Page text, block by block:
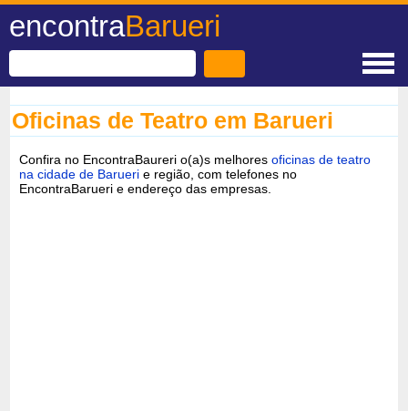
encontraBarueri
Oficinas de Teatro em Barueri
Confira no EncontraBaureri o(a)s melhoresoficinas de teatro
na cidade de Barueri e região, com telefones no
EncontraBarueri e endereço das empresas.